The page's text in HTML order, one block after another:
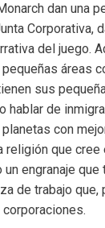
dan una
Corporativa,
del juego.
áreas
sus
hablar de
con
religión que cree
un engranaje
de trabajo que,